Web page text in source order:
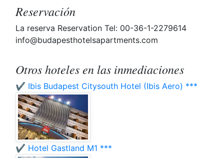
Reservación
La reserva Reservation Tel: 00-36-1-2279614
info@budapesthotelsapartments.com
Otros hoteles en las inmediaciones
✔️ Ibis Budapest Citysouth Hotel (Ibis Aero) ***
✔️ Hotel Gastland M1 ***